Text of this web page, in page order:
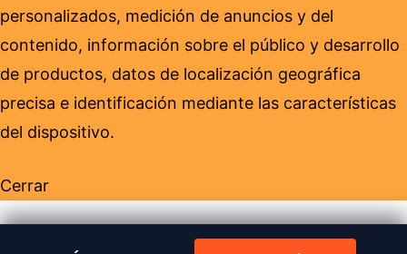
personalizados, medición de anuncios y del
contenido, información sobre el público y desarrollo
de productos, datos de localización geográfica
precisa e identificación mediante las características
del dispositivo.
Cerrar